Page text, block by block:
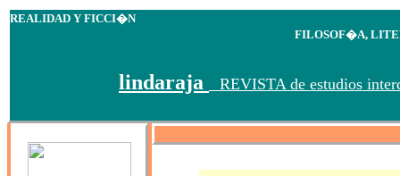
REALIDAD Y FICCI�N
FILOSOF�A,
lindaraja REVISTA de estudios